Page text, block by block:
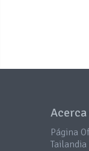
Acerca
Página
Tailandia